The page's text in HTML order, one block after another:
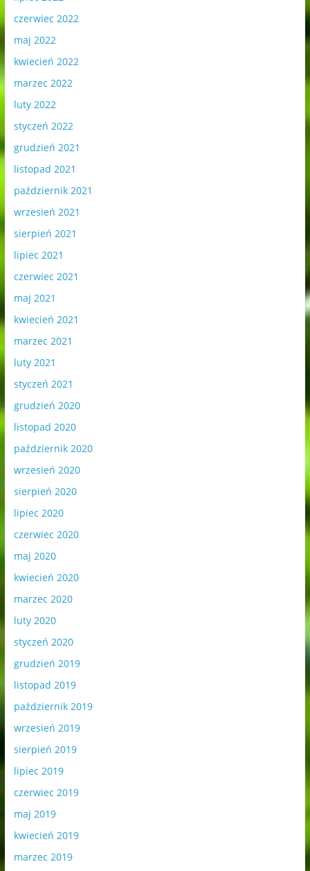
czerwiec 2022
maj 2022
kwiecień 2022
marzec 2022
luty 2022
styczeń 2022
grudzień 2021
listopad 2021
październik 2021
wrzesień 2021
sierpień 2021
lipiec 2021
czerwiec 2021
maj 2021
kwiecień 2021
marzec 2021
luty 2021
styczeń 2021
grudzień 2020
listopad 2020
październik 2020
wrzesień 2020
sierpień 2020
lipiec 2020
czerwiec 2020
maj 2020
kwiecień 2020
marzec 2020
luty 2020
styczeń 2020
grudzień 2019
listopad 2019
październik 2019
wrzesień 2019
sierpień 2019
lipiec 2019
czerwiec 2019
maj 2019
kwiecień 2019
marzec 2019